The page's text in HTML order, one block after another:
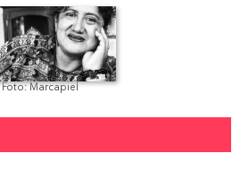
Foto: Marcapiel